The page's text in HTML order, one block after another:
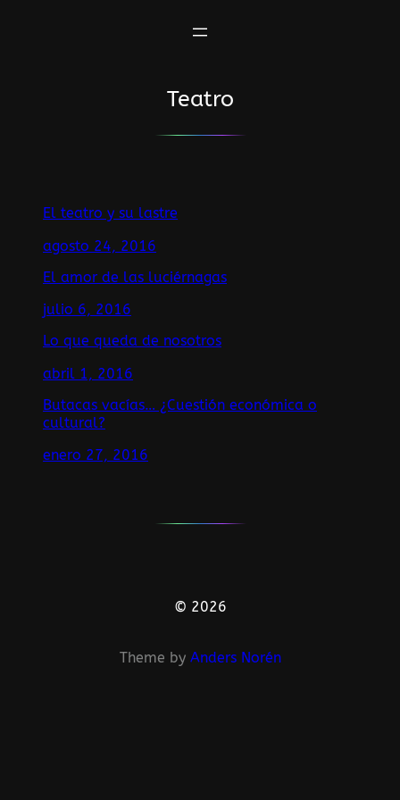
Teatro
El teatro y su lastre
agosto 24, 2016
El amor de las luciérnagas
julio 6, 2016
Lo que queda de nosotros
abril 1, 2016
Butacas vacías… ¿Cuestión económica o
cultural?
enero 27, 2016
© 2026
Theme by Anders Norén